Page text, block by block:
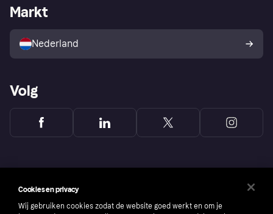
Winkeloverzicht
Kopersbescherming voor
consumenten
Zakelijke login
Markt
Nederland
Volg
Cookies en privacy
Wij gebruiken cookies zodat de website goed werkt en om je